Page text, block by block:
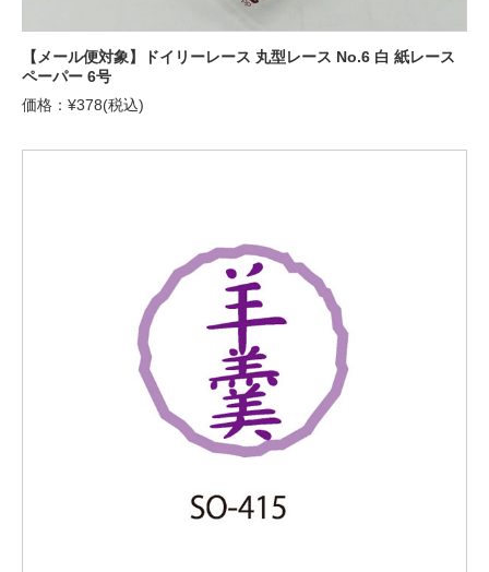
【メール便対象】ドイリーレース 丸型レース No.6 白 紙レース
ペーパー 6号
価格：¥378(税込)